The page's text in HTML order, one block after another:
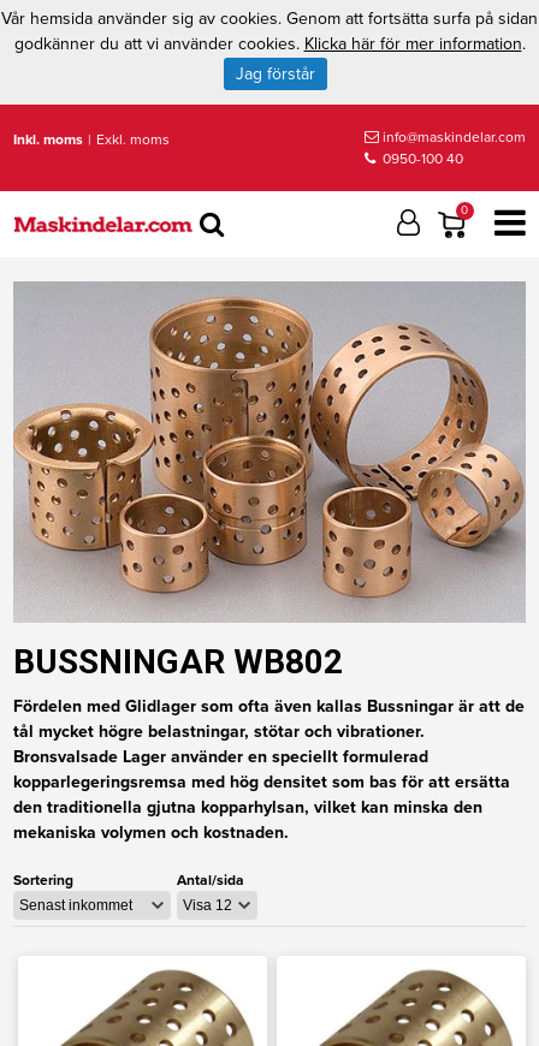
Inkl. moms | Exkl. moms
info@maskindelar.com
0950-100 40
0
BUSSNINGAR WB802
Fördelen med Glidlager som ofta även kallas Bussningar är att de
tål mycket högre belastningar, stötar och vibrationer.
Bronsvalsade Lager använder en speciellt formulerad
kopparlegeringsremsa med hög densitet som bas för att ersätta
den traditionella gjutna kopparhylsan, vilket kan minska den
mekaniska volymen och kostnaden.
Sortering Antal/sida
Vår hemsida använder sig av cookies. Genom att fortsätta surfa på sidan
godkänner du att vi använder cookies. Klicka här för mer information.
Jag förstår